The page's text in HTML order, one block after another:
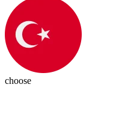
choose